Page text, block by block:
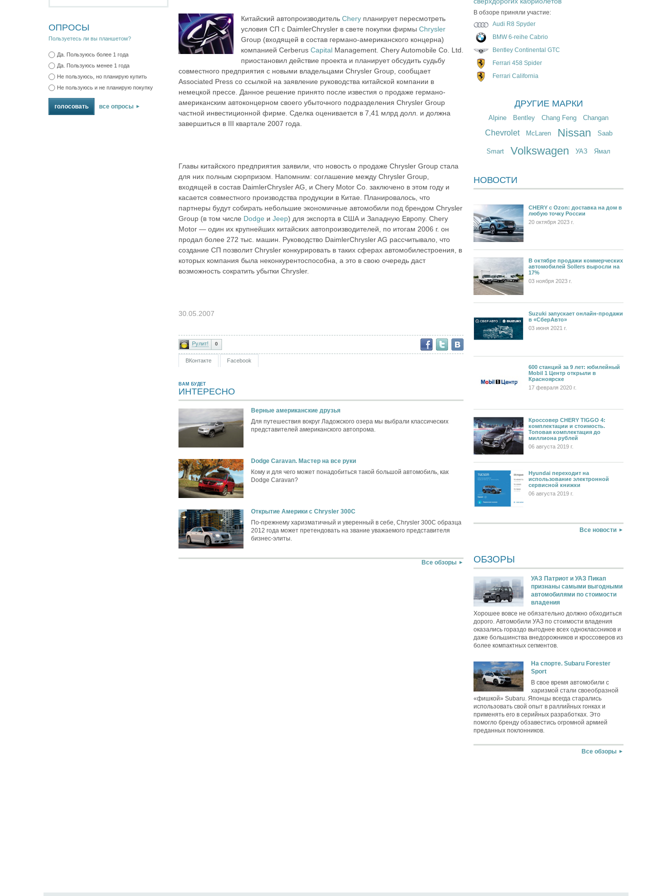
ОПРОСЫ
Пользуетесь ли вы планшетом?
Да. Пользуюсь более 1 года
Да. Пользуюсь менее 1 года
Не пользуюсь, но планирую купить
Не пользуюсь и не планирую покупку
все опросы
Китайский автопроизводитель Chery планирует пересмотреть
условия СП с DaimlerChrysler в свете покупки фирмы Chrysler
Group (входящей в состав германо-американского концерна)
компанией Cerberus Capital Management. Chery Automobile Co. Ltd.
приостановил действие проекта и планирует обсудить судьбу
совместного предприятия с новыми владельцами Chrysler Group, сообщает
Associated Press со ссылкой на заявление руководства китайской компании в
немецкой прессе. Данное решение принято после известия о продаже германо-
американским автоконцерном своего убыточного подразделения Chrysler Group
частной инвестиционной фирме. Сделка оценивается в 7,41 млрд долл. и должна
завершиться в III квартале 2007 года.
Главы китайского предприятия заявили, что новость о продаже Chrysler Group стала
для них полным сюрпризом. Напомним: соглашение между Chrysler Group,
входящей в состав DaimlerChrysler AG, и Chery Motor Co. заключено в этом году и
касается совместного производства продукции в Китае. Планировалось, что
партнеры будут собирать небольшие экономичные автомобили под брендом Chrysler
Group (в том числе Dodge и Jeep) для экспорта в США и Западную Европу. Chery
Motor — один их крупнейших китайских автопроизводителей, по итогам 2006 г. он
продал более 272 тыс. машин. Руководство DaimlerChrysler AG рассчитывало, что
создание СП позволит Chrysler конкурировать в таких сферах автомобилестроения, в
которых компания была неконкурентоспособна, а это в свою очередь даст
возможность сократить убытки Chrysler.
30.05.2007
Рулит! 0
ВКонтакте Facebook
ВАМ БУДЕТ
ИНТЕРЕСНО
Верные американские друзья
Для путешествия вокруг Ладожского озера мы выбрали классических
представителей американского автопрома.
Dodge Caravan. Мастер на все руки
Кому и для чего может понадобиться такой большой автомобиль, как
Dodge Caravan?
Открытие Америки c Chrysler 300C
По-прежнему харизматичный и уверенный в себе, Chrysler 300C образца
2012 года может претендовать на звание уважаемого представителя
бизнес-элиты.
Все обзоры
В обзоре приняли участие:
Audi R8 Spyder
BMW 6-reihe Cabrio
Bentley Continental GTC
Ferrari 458 Spider
Ferrari California
ДРУГИЕ МАРКИ
Alpine Bentley Chang Feng Changan
Chevrolet McLaren Nissan Saab
Smart Volkswagen УАЗ Ямал
НОВОСТИ
CHERY c Ozon: доставка на дом в
любую точку России
20 октября 2023 г.
В октябре продажи коммерческих
автомобилей Sollers выросли на
17%
03 ноября 2023 г.
Suzuki запускает онлайн-продажи
в «СберАвто»
03 июня 2021 г.
600 станций за 9 лет: юбилейный
Mobil 1 Центр открыли в
Красноярске
17 февраля 2020 г.
Кроссовер CHERY TIGGO 4:
комплектации и стоимость.
Топовая комплектация до
миллиона рублей
06 августа 2019 г.
Hyundai переходит на
использование электронной
сервисной книжки
06 августа 2019 г.
Все новости
ОБЗОРЫ
УАЗ Патриот и УАЗ Пикап
признаны самыми выгодными
автомобилями по стоимости
владения
Хорошее вовсе не обязательно должно обходиться
дорого. Автомобили УАЗ по стоимости владения
оказались гораздо выгоднее всех одноклассников и
даже большинства внедорожников и кроссоверов из
более компактных сегментов.
На спорте. Subaru Forester
Sport
В свое время автомобили с
харизмой стали своеобразной
«фишкой» Subaru. Японцы всегда старались
использовать свой опыт в раллийных гонках и
применять его в серийных разработках. Это
помогло бренду обзавестись огромной армией
преданных поклонников.
Все обзоры